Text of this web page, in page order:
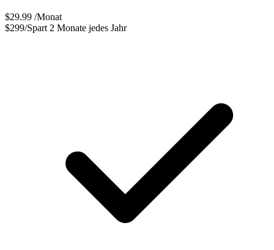
$29.99 /Monat
$299/Spart 2 Monate jedes Jahr